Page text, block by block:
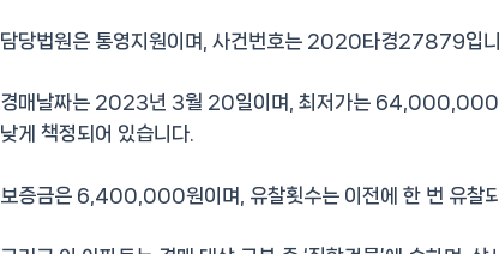
담당법원은 통영지원이며, 사건번호는 2020타경27879입
경매날짜는 2023년 3월 20일이며, 최저가는
낮게 책정되어 있습니다.
보증금은 6,400,000원이며, 유찰횟수는 이전에 한 번 유찰